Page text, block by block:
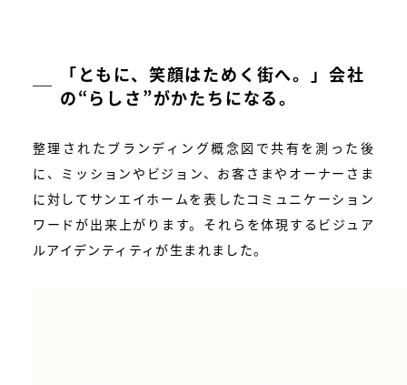
「ともに、笑顔はためく街へ。」会社
の“らしさ”がかたちになる。
整理されたブランディング概念図で共有を測った後
に、ミッションやビジョン、お客さまやオーナーさま
に対してサンエイホームを表したコミュニケーション
ワードが出来上がります。それらを体現するビジュア
ルアイデンティティが生まれました。